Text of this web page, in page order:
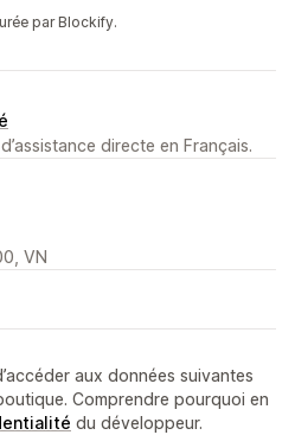
par Blockify.
directe en Français.
VN
aux données suivantes
Comprendre pourquoi en
du développeur.